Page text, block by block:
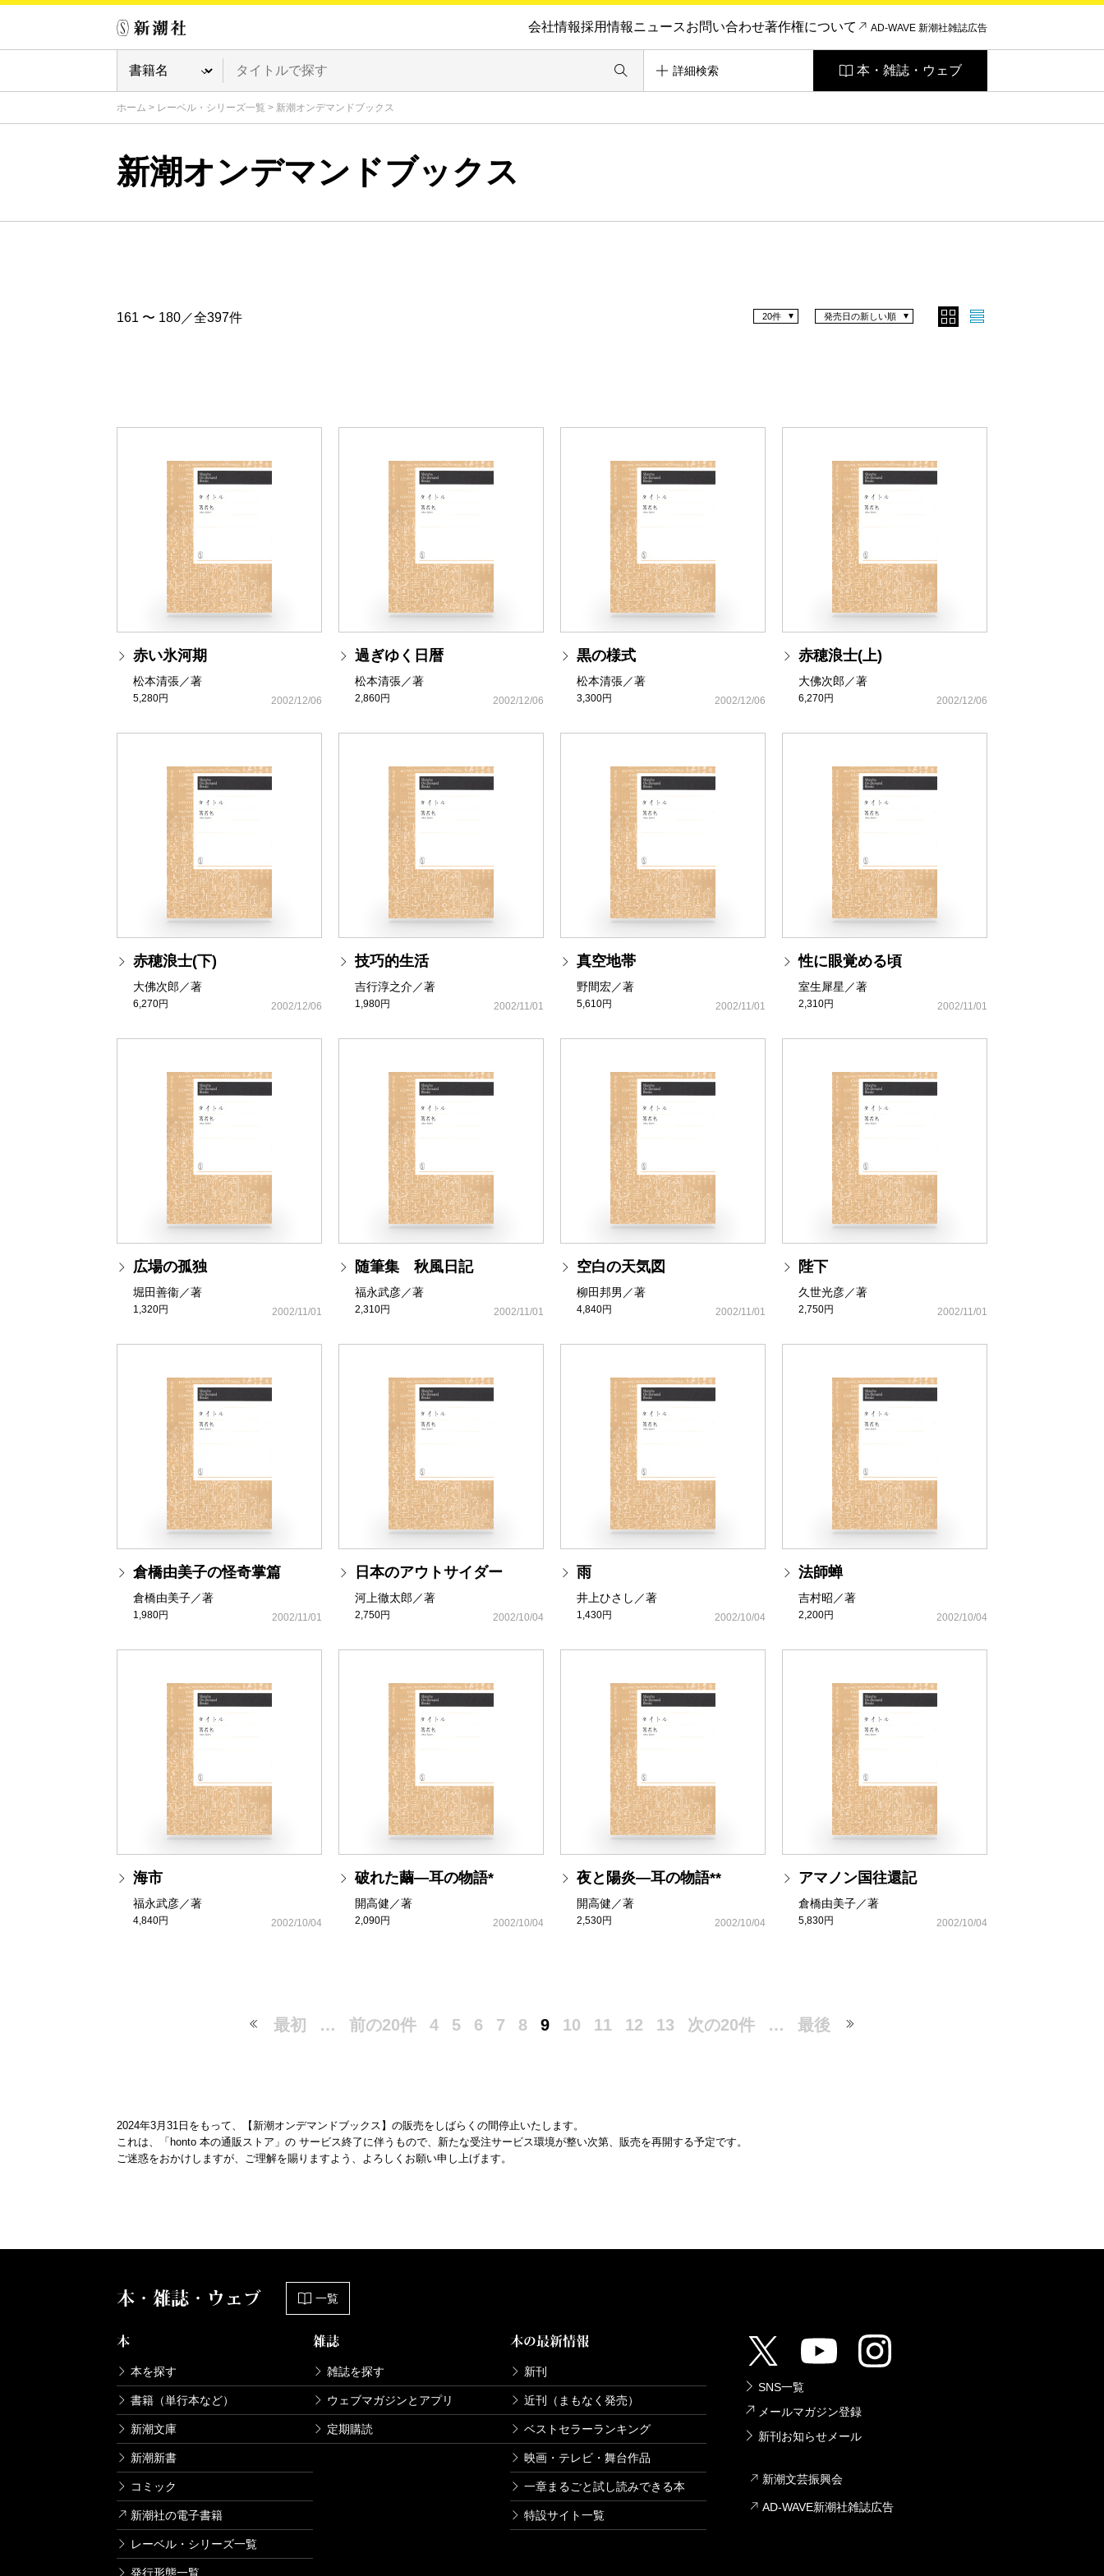
会社情報採用情報ニュースお問い合わせ著作権について AD-WAVE 新潮社雑誌広告
詳細検索 本・雑誌・ウェブ
ホーム > レーベル・シリーズ一覧 > 新潮オンデマンドブックス
新潮オンデマンドブックス
161 〜 180／全397件 発売日の新しい順
20件
赤い氷河期
松本清張／著
5,280円 2002/12/06
過ぎゆく日暦
松本清張／著
2,860円 2002/12/06
黒の様式
松本清張／著
3,300円 2002/12/06
赤穂浪士(上)
大佛次郎／著
6,270円 2002/12/06
赤穂浪士(下)
大佛次郎／著
6,270円 2002/12/06
技巧的生活
吉行淳之介／著
1,980円 2002/11/01
真空地帯
野間宏／著
5,610円 2002/11/01
性に眼覚める頃
室生犀星／著
2,310円 2002/11/01
広場の孤独
堀田善衞／著
1,320円 2002/11/01
随筆集 秋風日記
福永武彦／著
2,310円 2002/11/01
空白の天気図
柳田邦男／著
4,840円 2002/11/01
陛下
久世光彦／著
2,750円 2002/11/01
倉橋由美子の怪奇掌篇
倉橋由美子／著
1,980円 2002/11/01
日本のアウトサイダー
河上徹太郎／著
2,750円 2002/10/04
雨
井上ひさし／著
1,430円 2002/10/04
法師蝉
吉村昭／著
2,200円 2002/10/04
海市
福永武彦／著
4,840円 2002/10/04
破れた繭―耳の物語*
開高健／著
2,090円 2002/10/04
夜と陽炎―耳の物語**
開高健／著
2,530円 2002/10/04
アマノン国往還記
倉橋由美子／著
5,830円 2002/10/04
最初 … 前の20件 4 5 6 7 8 9 10 11 12 13 次の20件 … 最後
2024年3月31日をもって、【新潮オンデマンドブックス】の販売をしばらくの間停止いたします。
これは、「honto 本の通販ストア」の サービス終了に伴うもので、新たな受注サービス環境が整い次第、販売を再開する予定です。
ご迷惑をおかけしますが、ご理解を賜りますよう、よろしくお願い申し上げます。
本・雑誌・ウェブ 一覧
本
本を探す
書籍（単行本など）
新潮文庫
新潮新書
コミック
新潮社の電子書籍
レーベル・シリーズ一覧
発行形態一覧
雑誌
雑誌を探す
ウェブマガジンとアプリ
定期購読
本の最新情報
新刊
近刊（まもなく発売）
ベストセラーランキング
映画・テレビ・舞台作品
一章まるごと試し読みできる本
特設サイト一覧
SNS一覧
メールマガジン登録
新刊お知らせメール
新潮文芸振興会
AD-WAVE新潮社雑誌広告